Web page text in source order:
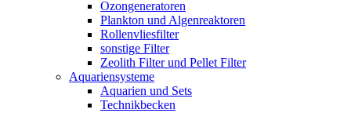
Ozongeneratoren
Plankton und Algenreaktoren
Rollenvliesfilter
sonstige Filter
Zeolith Filter und Pellet Filter
Aquariensysteme
Aquarien und Sets
Technikbecken